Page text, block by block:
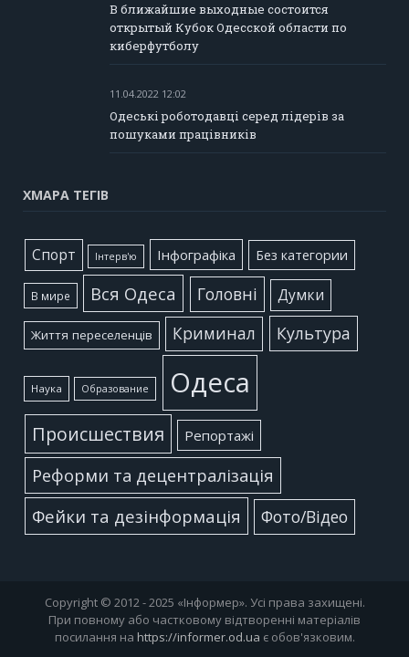
В ближайшие выходные состоится
открытый Кубок Одесской области по
киберфутболу
11.04.2022 12:02
Одеські роботодавці серед лідерів за
пошуками працівників
ХМАРА ТЕГІВ
Cпорт Інтерв'ю Інфографіка Без категории
В мире Вся Одеса Головні Думки
Життя переселенців Криминал Культура
Наука Образование Одеса
Происшествия Репортажі
Реформи та децентралізація
Фейки та дезінформація
Фото/Відео
Copyright © 2012 - 2025 «Інформер». Усі права захищені.
При повному або частковому відтворенні матеріалів
посилання на https://informer.od.ua є обов'язковим.